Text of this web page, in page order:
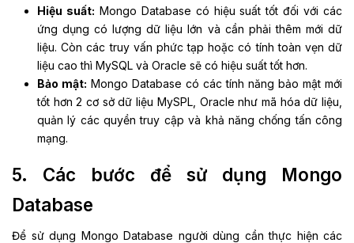
Hiệu suất: Mongo Database có hiệu suất tốt đối với các
ứng dụng có lượng dữ liệu lớn và cần phải thêm mới dữ
liệu. Còn các truy vấn phức tạp hoặc có tính toàn vẹn dữ
liệu cao thì MySQL và Oracle sẽ có hiệu suất tốt hơn.
Bảo mật: Mongo Database có các tính năng bảo mật mới
tốt hơn 2 cơ sở dữ liệu MySPL, Oracle như mã hóa dữ liệu,
quản lý các quyền truy cập và khả năng chống tấn công
mạng.
5. Các bước để sử dụng Mongo
Database
Để sử dụng Mongo Database người dùng cần thực hiện các